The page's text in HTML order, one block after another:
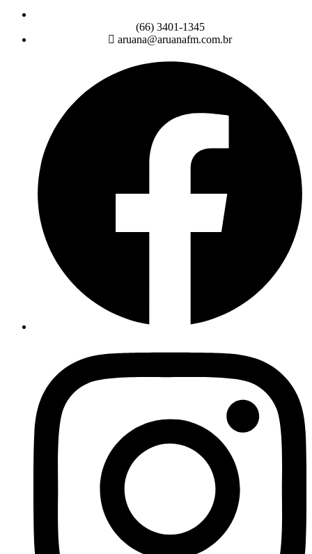
(66) 3401-1345
aruana@aruanafm.com.br